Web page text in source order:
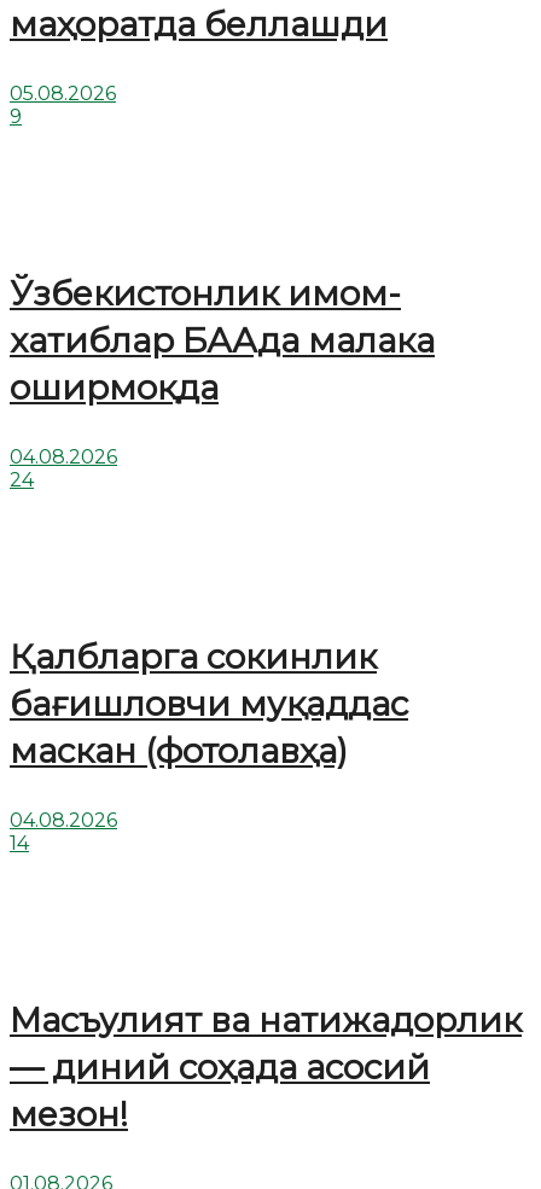
маҳоратда беллашди
05.08.2026
9
Ўзбекистонлик имом-
хатиблар БААда малака
оширмоқда
04.08.2026
24
Қалбларга сокинлик
бағишловчи муқаддас
маскан (фотолавҳа)
04.08.2026
14
Масъулият ва натижадорлик
— диний соҳада асосий
мезон!
01.08.2026